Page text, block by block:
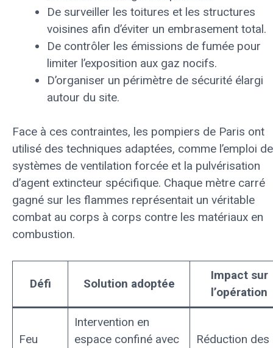
De surveiller les toitures et les structures
voisines afin d’éviter un embrasement total.
De contrôler les émissions de fumée pour
limiter l’exposition aux gaz nocifs.
D’organiser un périmètre de sécurité élargi
autour du site.
Face à ces contraintes, les pompiers de Paris ont
utilisé des techniques adaptées, comme l’emploi de
systèmes de ventilation forcée et la pulvérisation
d’agent extincteur spécifique. Chaque mètre carré
gagné sur les flammes représentait un véritable
combat au corps à corps contre les matériaux en
combustion.
Défi Solution adoptée
Impact sur
l’opération
Feu
Intervention en
espace confiné avec
Réduction des